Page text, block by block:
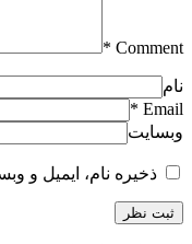
Comment *
نام
Email *
وبسایت
ذخیره نام، ایمیل و
ثبت نظر